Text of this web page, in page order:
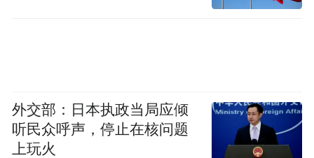
时长缩短了2至3个小时。由于大疆长期以来
实行弹性上班制度，员工可以在上午9点至10
外交部：日本执政当局应倾
听民众呼声，停止在核问题
上玩火